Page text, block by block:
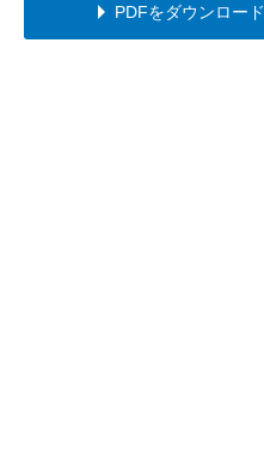
PDFをダウンロード